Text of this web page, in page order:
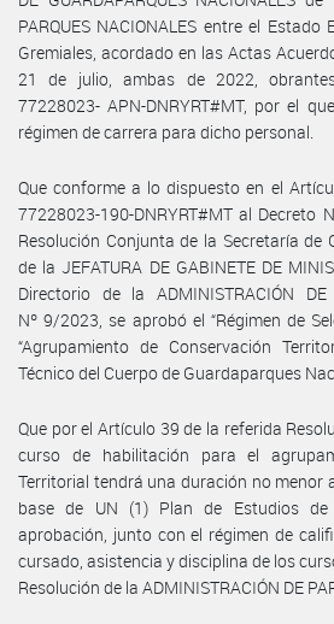
PARQUES NACIONALES entre el
Gremiales, acordado en las Actas
21 de julio, ambas de 2022,
77228023- APN-DNRYRT#MT, por el
régimen de carrera para dicho personal.
Que conforme a lo dispuesto en el
77228023-190-DNRYRT#MT al Decreto
Resolución Conjunta de la Secretaría de
de la JEFATURA DE GABINETE DE
Directorio de la ADMINISTRACIÓN DE
Nº 9/2023, se aprobó el “Régimen de
“Agrupamiento de Conservación
Técnico del Cuerpo de Guardaparques
Que por el Artículo 39 de la referida
curso de habilitación para el
Territorial tendrá una duración no menor
base de UN (1) Plan de Estudios
aprobación, junto con el régimen de
cursado, asistencia y disciplina de los
Resolución de la ADMINISTRACIÓN DE